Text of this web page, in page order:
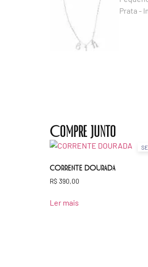
Compre junto
CORRENTE DOURADA
R$ 390,00
Ler mais